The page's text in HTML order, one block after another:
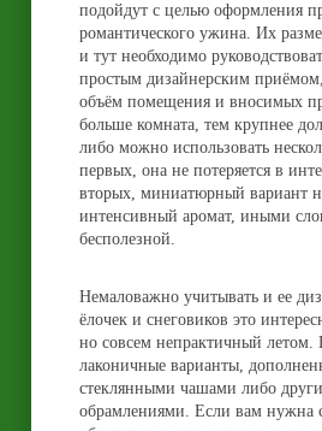
подойдут с целью оформления
романтического ужина. Их
и тут необходимо
простым дизайнерским
объём помещения и вносимых
больше комната, тем крупнее
либо можно использовать
первых, она не потеряется в
вторых, миниатюрный вариант
интенсивный аромат, иными
бесполезной.
Немаловажно учитывать и ее
ёлочек и снеговиков это
но совсем непрактичный летом.
лаконичные варианты,
стеклянными чашами либо
обрамлениями. Если вам нужна